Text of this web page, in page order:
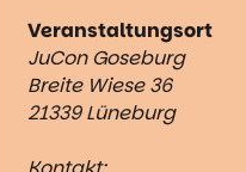
Veranstaltungsort
JuCon Goseburg
Breite Wiese 36
21339 Lüneburg